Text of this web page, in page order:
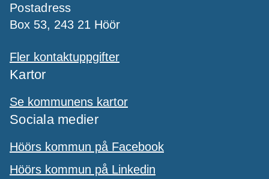
Postadress
Box 53, 243 21 Höör
Fler kontaktuppgifter
Kartor
Se kommunens kartor
Sociala medier
Höörs kommun på Facebook
Höörs kommun på Linkedin